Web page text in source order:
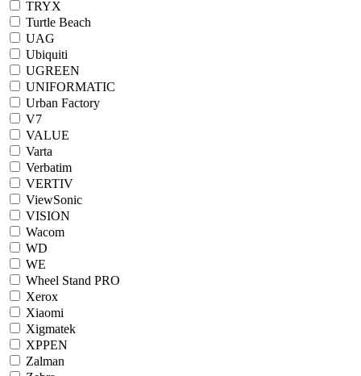
TRYX
Turtle Beach
UAG
Ubiquiti
UGREEN
UNIFORMATIC
Urban Factory
V7
VALUE
Varta
Verbatim
VERTIV
ViewSonic
VISION
Wacom
WD
WE
Wheel Stand PRO
Xerox
Xiaomi
Xigmatek
XPPEN
Zalman